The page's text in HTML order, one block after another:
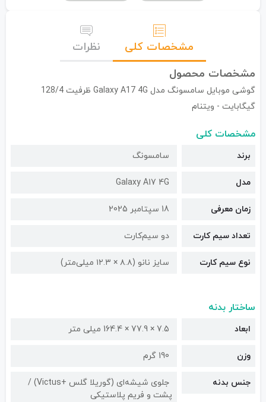
مشخصات کلی
نظرات
مشخصات محصول
گوشی موبایل سامسونگ مدل Galaxy A17 4G ظرفیت 128/4
گیگابایت - ویتنام
مشخصات کلی
برند سامسونگ
مدل Galaxy A17 4G
زمان معرفی 18 سپتامبر 2025
تعداد سیم کارت دو سیم‌کارت
نوع سیم کارت سایز نانو (۸.۸ × ۱۲.۳ میلی‌متر)
ساختار بدنه
ابعاد 7.5 × 77.9 × 164.4 میلی متر
وزن 190 گرم
جنس بدنه
جلوی شیشه‌ای (گوریلا گلس +Victus) /
پشت و فریم پلاستیکی